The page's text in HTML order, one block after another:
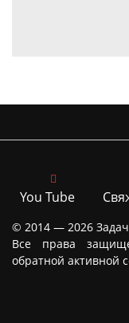
You Tube
© 2014 — 2026
Все права
обратной активной